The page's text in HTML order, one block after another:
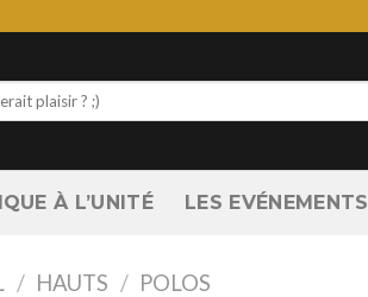
À L’UNITÉ LES EVÉNEMENTS
/ HAUTS / POLOS